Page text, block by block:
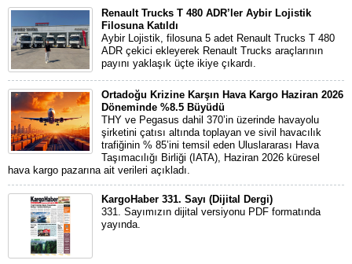
Renault Trucks T 480 ADR’ler Aybir Lojistik
Filosuna Katıldı
Aybir Lojistik, filosuna 5 adet Renault Trucks T 480
ADR çekici ekleyerek Renault Trucks araçlarının
payını yaklaşık üçte ikiye çıkardı.
Ortadoğu Krizine Karşın Hava Kargo Haziran 2026
Döneminde %8.5 Büyüdü
THY ve Pegasus dahil 370’in üzerinde havayolu
şirketini çatısı altında toplayan ve sivil havacılık
trafiğinin % 85’ini temsil eden Uluslararası Hava
Taşımacılığı Birliği (IATA), Haziran 2026 küresel
hava kargo pazarına ait verileri açıkladı.
KargoHaber 331. Sayı (Dijital Dergi)
331. Sayımızın dijital versiyonu PDF formatında
yayında.